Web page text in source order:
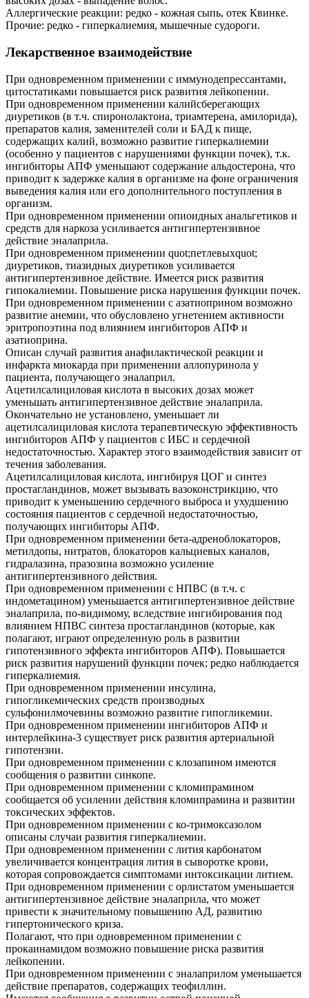
Аллергические реакции: редко - кожная сыпь, отек Квинке.
Прочие: редко - гиперкалиемия, мышечные судороги.
Лекарственное взаимодействие
При одновременном применении с иммунодепрессантами,
цитостатиками повышается риск развития лейкопении.
При одновременном применении калийсберегающих
диуретиков (в т.ч. спиронолактона, триамтерена, амилорида),
препаратов калия, заменителей соли и БАД к пище,
содержащих калий, возможно развитие гиперкалиемии
(особенно у пациентов с нарушениями функции почек), т.к.
ингибиторы АПФ уменьшают содержание альдостерона, что
приводит к задержке калия в организме на фоне ограничения
выведения калия или его дополнительного поступления в
организм.
При одновременном применении опиоидных анальгетиков и
средств для наркоза усиливается антигипертензивное
действие эналаприла.
При одновременном применении quot;петлевыхquot;
диуретиков, тиазидных диуретиков усиливается
антигипертензивное действие. Имеется риск развития
гипокалиемии. Повышение риска нарушения функции почек.
При одновременном применении с азатиоприном возможно
развитие анемии, что обусловлено угнетением активности
эритропоэтина под влиянием ингибиторов АПФ и
азатиоприна.
Описан случай развития анафилактической реакции и
инфаркта миокарда при применении аллопуринола у
пациента, получающего эналаприл.
Ацетилсалициловая кислота в высоких дозах может
уменьшать антигипертензивное действие эналаприла.
Окончательно не установлено, уменьшает ли
ацетилсалициловая кислота терапевтическую эффективность
ингибиторов АПФ у пациентов с ИБС и сердечной
недостаточностью. Характер этого взаимодействия зависит от
течения заболевания.
Ацетилсалициловая кислота, ингибируя ЦОГ и синтез
простагландинов, может вызывать вазоконстрикцию, что
приводит к уменьшению сердечного выброса и ухудшению
состояния пациентов с сердечной недостаточностью,
получающих ингибиторы АПФ.
При одновременном применении бета-адреноблокаторов,
метилдопы, нитратов, блокаторов кальциевых каналов,
гидралазина, празозина возможно усиление
антигипертензивного действия.
При одновременном применении с НПВС (в т.ч. с
индометацином) уменьшается антигипертензивное действие
эналаприла, по-видимому, вследствие ингибирования под
влиянием НПВС синтеза простагландинов (которые, как
полагают, играют определенную роль в развитии
гипотензивного эффекта ингибиторов АПФ). Повышается
риск развития нарушений функции почек; редко наблюдается
гиперкалиемия.
При одновременном применении инсулина,
гипогликемических средств производных
сульфонилмочевины возможно развитие гипогликемии.
При одновременном применении ингибиторов АПФ и
интерлейкина-3 существует риск развития артериальной
гипотензии.
При одновременном применении с клозапином имеются
сообщения о развитии синкопе.
При одновременном применении с кломипрамином
сообщается об усилении действия кломипрамина и развитии
токсических эффектов.
При одновременном применении с ко-тримоксазолом
описаны случаи развития гиперкалиемии.
При одновременном применении с лития карбонатом
увеличивается концентрация лития в сыворотке крови,
которая сопровождается симптомами интоксикации литием.
При одновременном применении с орлистатом уменьшается
антигипертензивное действие эналаприла, что может
привести к значительному повышению АД, развитию
гипертонического криза.
Полагают, что при одновременном применении с
прокаинамидом возможно повышение риска развития
лейкопении.
При одновременном применении с эналаприлом уменьшается
действие препаратов, содержащих теофиллин.